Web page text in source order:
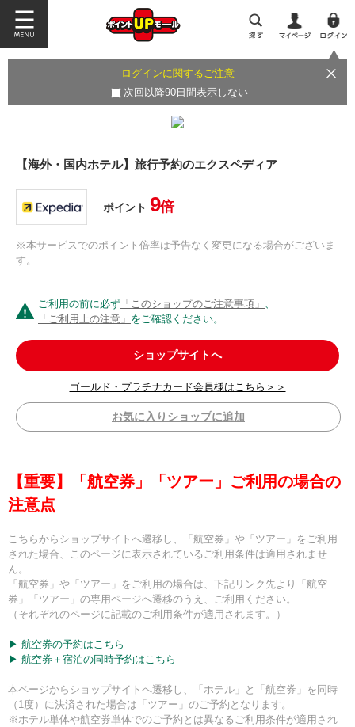
ログインに関するご注意
次回以降90日間表示しない
【海外・国内ホテル】旅行予約のエクスペディア
ポイント 9倍
※本サービスでのポイント倍率は予告なく変更になる場合がございま
す。
ご利用の前に必ず 「このショップのご注意事項」 、
「ご利用上の注意」 をご確認ください。
ショップサイトへ
ゴールド・プラチナカード会員様はこちら＞＞
お気に入りショップに追加
【重要】「航空券」「ツアー」ご利用の場合の
注意点
こちらからショップサイトへ遷移し、「航空券」や「ツアー」をご利用
された場合、このページに表示されているご利用条件は適用されませ
ん。
「航空券」や「ツアー」をご利用の場合は、下記リンク先より「航空
券」「ツアー」の専用ページへ遷移のうえ、ご利用ください。
（それぞれのページに記載のご利用条件が適用されます。）
▶ 航空券の予約はこちら
▶ 航空券＋宿泊の同時予約はこちら
本ページからショップサイトへ遷移し、「ホテル」と「航空券」を同時
（1度）に決済された場合は「ツアー」のご予約となります。
※ホテル単体や航空券単体でのご予約とは異なるご利用条件が適用され